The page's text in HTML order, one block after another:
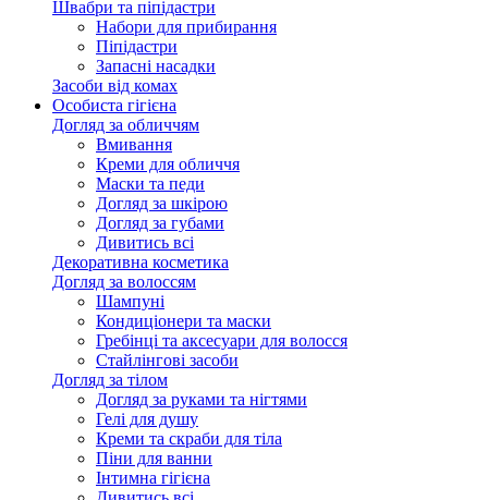
Швабри та піпідастри
Набори для прибирання
Піпідастри
Запасні насадки
Засоби від комах
Особиста гігієна
Догляд за обличчям
Вмивання
Креми для обличчя
Маски та педи
Догляд за шкірою
Догляд за губами
Дивитись всі
Декоративна косметика
Догляд за волоссям
Шампуні
Кондиціонери та маски
Гребінці та аксесуари для волосся
Стайлінгові засоби
Догляд за тілом
Догляд за руками та нігтями
Гелі для душу
Креми та скраби для тіла
Піни для ванни
Інтимна гігієна